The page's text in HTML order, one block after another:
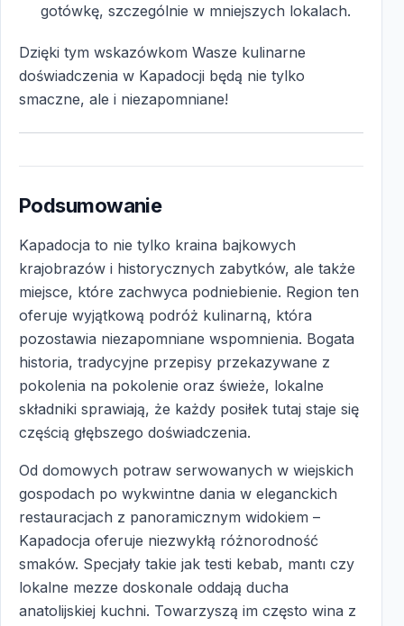
gotówkę, szczególnie w mniejszych lokalach.
Dzięki tym wskazówkom Wasze kulinarne
doświadczenia w Kapadocji będą nie tylko
smaczne, ale i niezapomniane!
Podsumowanie
Kapadocja to nie tylko kraina bajkowych
krajobrazów i historycznych zabytków, ale także
miejsce, które zachwyca podniebienie. Region ten
oferuje wyjątkową podróż kulinarną, która
pozostawia niezapomniane wspomnienia. Bogata
historia, tradycyjne przepisy przekazywane z
pokolenia na pokolenie oraz świeże, lokalne
składniki sprawiają, że każdy posiłek tutaj staje się
częścią głębszego doświadczenia.
Od domowych potraw serwowanych w wiejskich
gospodach po wykwintne dania w eleganckich
restauracjach z panoramicznym widokiem –
Kapadocja oferuje niezwykłą różnorodność
smaków. Specjały takie jak testi kebab, mantı czy
lokalne mezze doskonale oddają ducha
anatolijskiej kuchni. Towarzyszą im często wina z